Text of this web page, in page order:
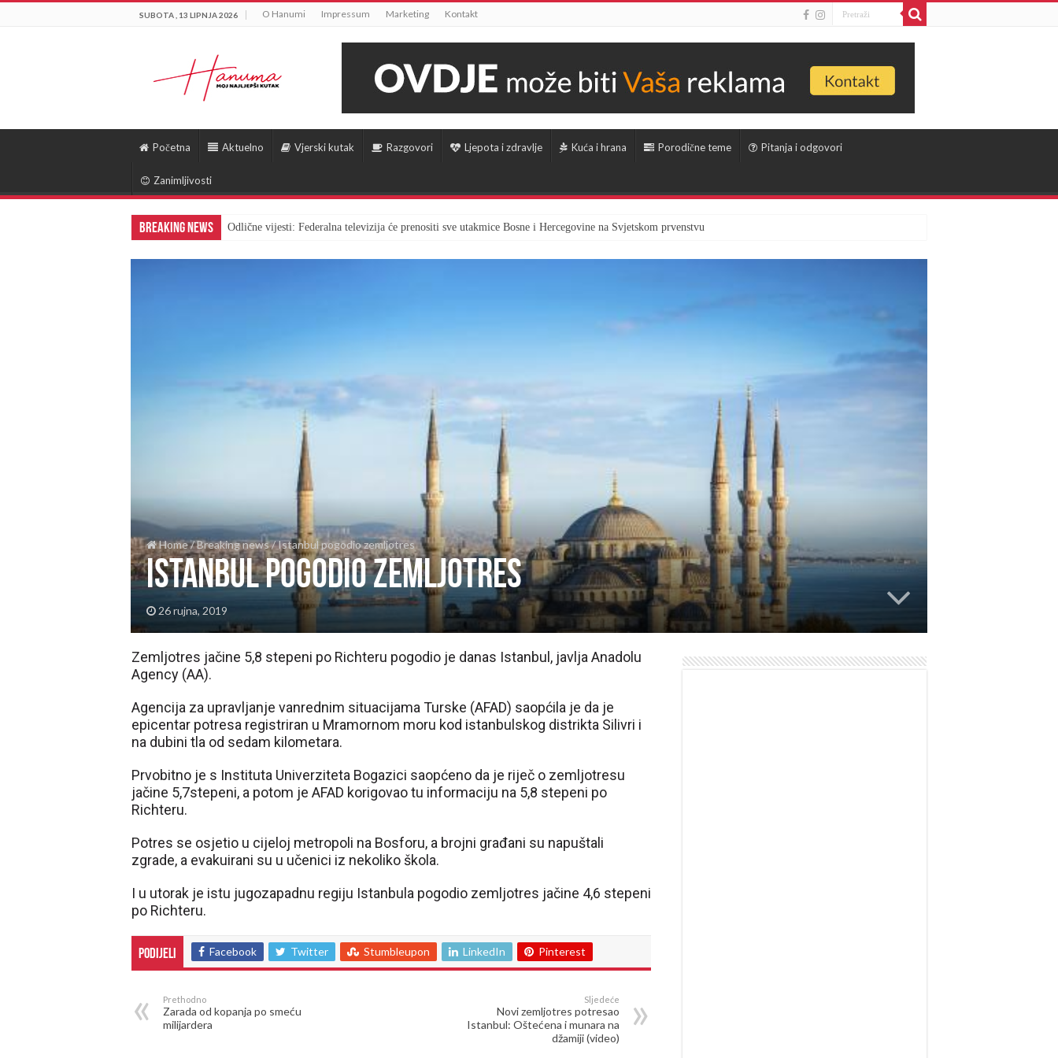
SUBOTA , 13 LIPNJA 2026 O Hanumi Impressum Marketing Kontakt
Početna Aktuelno Vjerski kutak Razgovori Ljepota i zdravlje Kuća i hrana Porodične teme Pitanja i odgovori
Zanimljivosti
Breaking News Odlične vijesti: Federalna televizija će prenositi sve utakmice Bosne i Hercegovine na Svjetskom prvenstvu
Home/Breaking news/Istanbul pogodio zemljotres
Istanbul pogodio zemljotres
26 rujna, 2019
Zemljotres jačine 5,8 stepeni po Richteru pogodio je danas Istanbul, javlja Anadolu
Agency (AA).
Agencija za upravljanje vanrednim situacijama Turske (AFAD) saopćila je da je
epicentar potresa registriran u Mramornom moru kod istanbulskog distrikta Silivri i
na dubini tla od sedam kilometara.
Prvobitno je s Instituta Univerziteta Bogazici saopćeno da je riječ o zemljotresu
jačine 5,7stepeni, a potom je AFAD korigovao tu informaciju na 5,8 stepeni po
Richteru.
Potres se osjetio u cijeloj metropoli na Bosforu, a brojni građani su napuštali
zgrade, a evakuirani su u učenici iz nekoliko škola.
I u utorak je istu jugozapadnu regiju Istanbula pogodio zemljotres jačine 4,6 stepeni
po Richteru.
Podijeli Facebook Twitter Stumbleupon LinkedIn Pinterest
Prethodno
Zarada od kopanja po smeću
milijardera
Sljedeće
Novi zemljotres potresao
Istanbul: Oštećena i munara na
džamiji (video)